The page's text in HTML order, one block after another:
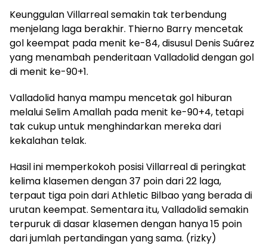
Keunggulan Villarreal semakin tak terbendung
menjelang laga berakhir. Thierno Barry mencetak
gol keempat pada menit ke-84, disusul Denis Suárez
yang menambah penderitaan Valladolid dengan gol
di menit ke-90+1.
Valladolid hanya mampu mencetak gol hiburan
melalui Selim Amallah pada menit ke-90+4, tetapi
tak cukup untuk menghindarkan mereka dari
kekalahan telak.
Hasil ini memperkokoh posisi Villarreal di peringkat
kelima klasemen dengan 37 poin dari 22 laga,
terpaut tiga poin dari Athletic Bilbao yang berada di
urutan keempat. Sementara itu, Valladolid semakin
terpuruk di dasar klasemen dengan hanya 15 poin
dari jumlah pertandingan yang sama. (rizky)